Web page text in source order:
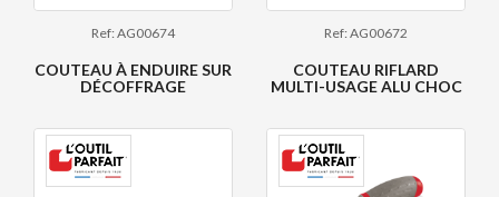
Ref: AG00674
COUTEAU À ENDUIRE SUR
DÉCOFFRAGE
Ref: AG00672
COUTEAU RIFLARD
MULTI-USAGE ALU CHOC